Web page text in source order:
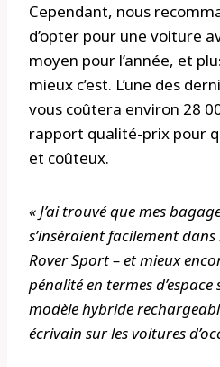
Cependant, nous
d’opter pour une voiture
moyen pour l’année, et
mieux c’est. L’une des
vous coûtera environ 28
rapport qualité-prix pour
et coûteux.
« J’ai trouvé que mes
s’inséraient facilement
Rover Sport – et mieux
pénalité en termes
modèle hybride
écrivain sur les voitures